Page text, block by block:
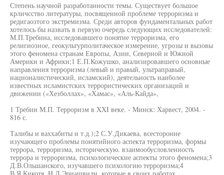
Степень научной разработанности темы. Существует большое
крличсство литературы, посвященной проблеме терроризма и
редигаозтого экстремизма. Среди авторов фундаментальных работ
хотелось бы назвать в первую очередь следующих исследователей:
М.П.Требина, исследовавшего понятие терроризма, его
религиозное, геокультурполитаческое измерение, угрозы и вызовы
этого феномена странам Европы, Азии, Северной и Южной
Америки и Африки;1 Е.П.Кожушко, анализировавшего основные
направления терроризма (левый и правый, ультраправый,
националистический, исламский), деятельность наиболее
известных исламистских террористических организаций и
движении («Хезболлах», «Хамас», «Аль-Кайда»,
1 Требин М.П. Терроризм в XXI веке. - Минск: Харвест, 2004. -
816 с.
Талибы и ваххабиты и т.д.);2 С.У.Дикаева, всесторонне
изучающего проблемы понятийного аспекта терроризма, формы
террора, терроризма, историческую. взаимообусловленность
террора и терроризма, психологические аспекты этого феномена;3
Д.В.Ольшанского, изучавшего психологию терроризма;4